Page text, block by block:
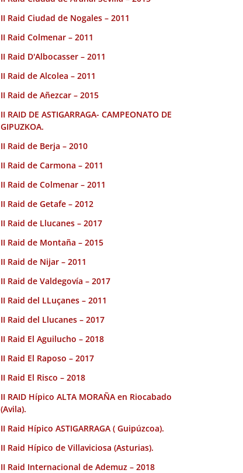
II Raid Ciudad de Nogales – 2011
II Raid Colmenar – 2011
II Raid D'Albocasser – 2011
II Raid de Alcolea – 2011
II Raid de Añezcar – 2015
II RAID DE ASTIGARRAGA- CAMPEONATO DE
GIPUZKOA.
II Raid de Berja – 2010
II Raid de Carmona – 2011
II Raid de Colmenar – 2011
II Raid de Getafe – 2012
II Raid de Llucanes – 2017
II Raid de Montaña – 2015
II Raid de Nijar – 2011
II Raid de Valdegovía – 2017
II Raid del LLuçanes – 2011
II Raid del Llucanes – 2017
II Raid El Aguilucho – 2018
II Raid El Raposo – 2017
II Raid El Risco – 2018
II RAID Hípico ALTA MORAÑA en Riocabado
(Avila).
II Raid Hípico ASTIGARRAGA ( Guipúzcoa).
II Raid Hípico de Villaviciosa (Asturias).
II Raid Internacional de Ademuz – 2018